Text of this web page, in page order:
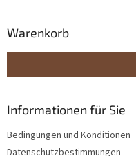
Warenkorb
Informationen für Sie
Bedingungen und Konditionen
Datenschutzbestimmungen